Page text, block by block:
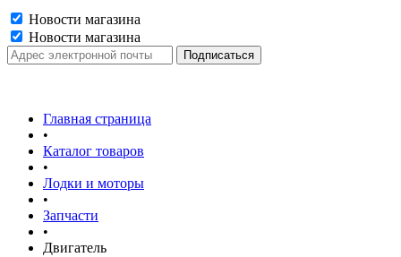
Новости магазина
Новости магазина
Главная страница
•
Каталог товаров
•
Лодки и моторы
•
Запчасти
•
Двигатель